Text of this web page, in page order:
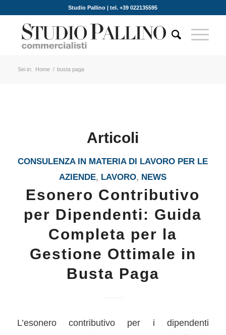
Studio Pallino | tel. +39 022135595
Sei in: Home / busta paga
Articoli
CONSULENZA IN MATERIA DI LAVORO PER LE
AZIENDE, LAVORO, NEWS
Esonero Contributivo
per Dipendenti: Guida
Completa per la
Gestione Ottimale in
Busta Paga
L’esonero contributivo per i dipendenti